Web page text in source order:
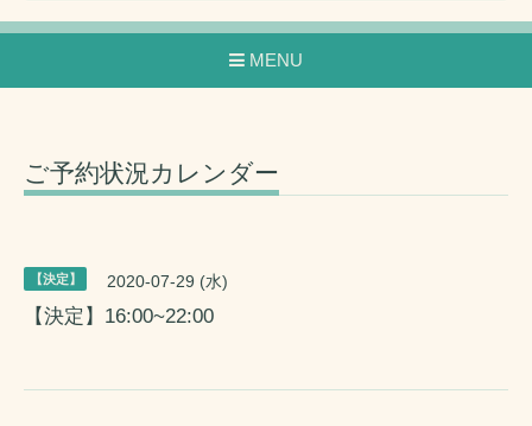
MENU
ご予約状況カレンダー
【決定】 2020-07-29 (水)
【決定】16:00~22:00